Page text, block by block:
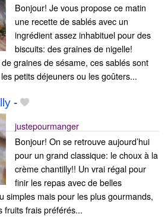
Bonjour! Je vous propose ce matin
une recette de sablés avec un
ingrédient assez inhabituel pour des
biscuits: des graines de nigelle!
graines de sésame, ces sablés sont
petits déjeuners ou les goûters...
-
justepourmanger
Bonjour! On se retrouve aujourd’hui
pour un grand classique: le choux à la
crème chantilly!! Un vrai régal pour
finir les repas avec de belles
simples mais pour les plus gourmands,
fruits frais préférés...